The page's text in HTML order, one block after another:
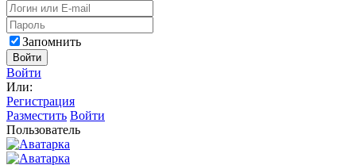
Запомнить
Войти
Войти
Или:
Регистрация
Разместить Войти
Пользователь